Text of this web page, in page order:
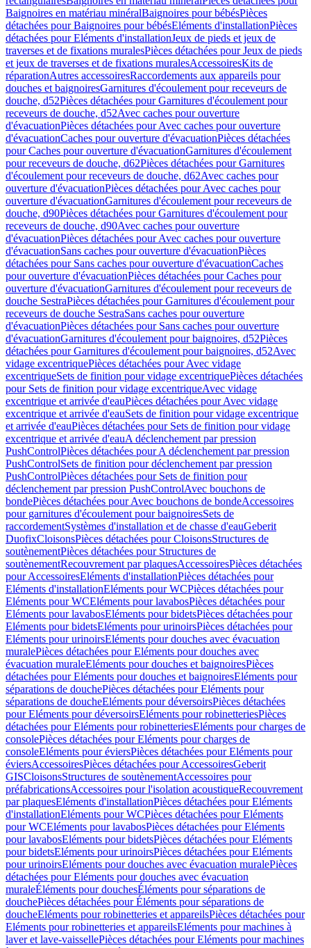
Baignoires en matériau minéralBaignoires pour bébésPièces
détachées pour Baignoires pour bébésEléments d'installationPièces
détachées pour Eléments d'installationJeux de pieds et jeux de
traverses et de fixations muralesPièces détachées pour Jeux de pieds
et jeux de traverses et de fixations muralesAccessoiresKits de
réparationAutres accessoiresRaccordements aux appareils pour
douches et baignoiresGarnitures d'écoulement pour receveurs de
douche, d52Pièces détachées pour Garnitures d'écoulement pour
receveurs de douche, d52Avec caches pour ouverture
d'évacuationPièces détachées pour Avec caches pour ouverture
d'évacuationCaches pour ouverture d'évacuationPièces détachées
pour Caches pour ouverture d'évacuationGarnitures d'écoulement
pour receveurs de douche, d62Pièces détachées pour Garnitures
d'écoulement pour receveurs de douche, d62Avec caches pour
ouverture d'évacuationPièces détachées pour Avec caches pour
ouverture d'évacuationGarnitures d'écoulement pour receveurs de
douche, d90Pièces détachées pour Garnitures d'écoulement pour
receveurs de douche, d90Avec caches pour ouverture
d'évacuationPièces détachées pour Avec caches pour ouverture
d'évacuationSans caches pour ouverture d'évacuationPièces
détachées pour Sans caches pour ouverture d'évacuationCaches
pour ouverture d'évacuationPièces détachées pour Caches pour
ouverture d'évacuationGarnitures d'écoulement pour receveurs de
douche SestraPièces détachées pour Garnitures d'écoulement pour
receveurs de douche SestraSans caches pour ouverture
d'évacuationPièces détachées pour Sans caches pour ouverture
d'évacuationGarnitures d'écoulement pour baignoires, d52Pièces
détachées pour Garnitures d'écoulement pour baignoires, d52Avec
vidage excentriquePièces détachées pour Avec vidage
excentriqueSets de finition pour vidage excentriquePièces détachées
pour Sets de finition pour vidage excentriqueAvec vidage
excentrique et arrivée d'eauPièces détachées pour Avec vidage
excentrique et arrivée d'eauSets de finition pour vidage excentrique
et arrivée d'eauPièces détachées pour Sets de finition pour vidage
excentrique et arrivée d'eauA déclenchement par pression
PushControlPièces détachées pour A déclenchement par pression
PushControlSets de finition pour déclenchement par pression
PushControlPièces détachées pour Sets de finition pour
déclenchement par pression PushControlAvec bouchons de
bondePièces détachées pour Avec bouchons de bondeAccessoires
pour garnitures d'écoulement pour baignoiresSets de
raccordementSystèmes d'installation et de chasse d'eauGeberit
DuofixCloisonsPièces détachées pour CloisonsStructures de
soutènementPièces détachées pour Structures de
soutènementRecouvrement par plaquesAccessoiresPièces détachées
pour AccessoiresEléments d'installationPièces détachées pour
Eléments d'installationEléments pour WCPièces détachées pour
Eléments pour WCEléments pour lavabosPièces détachées pour
Eléments pour lavabosEléments pour bidetsPièces détachées pour
Eléments pour bidetsEléments pour urinoirsPièces détachées pour
Eléments pour urinoirsEléments pour douches avec évacuation
muralePièces détachées pour Eléments pour douches avec
évacuation muraleEléments pour douches et baignoiresPièces
détachées pour Eléments pour douches et baignoiresEléments pour
séparations de douchePièces détachées pour Eléments pour
séparations de doucheEléments pour déversoirsPièces détachées
pour Eléments pour déversoirsEléments pour robinetteriesPièces
détachées pour Eléments pour robinetteriesEléments pour charges de
consolePièces détachées pour Eléments pour charges de
consoleEléments pour éviersPièces détachées pour Eléments pour
éviersAccessoiresPièces détachées pour AccessoiresGeberit
GISCloisonsStructures de soutènementAccessoires pour
préfabricationsAccessoires pour l'isolation acoustiqueRecouvrement
par plaquesEléments d'installationPièces détachées pour Eléments
d'installationEléments pour WCPièces détachées pour Eléments
pour WCEléments pour lavabosPièces détachées pour Eléments
pour lavabosEléments pour bidetsPièces détachées pour Eléments
pour bidetsEléments pour urinoirsPièces détachées pour Eléments
pour urinoirsEléments pour douches avec évacuation muralePièces
détachées pour Eléments pour douches avec évacuation
muraleÉléments pour douchesÉléments pour séparations de
douchePièces détachées pour Éléments pour séparations de
doucheEléments pour robinetteries et appareilsPièces détachées pour
Eléments pour robinetteries et appareilsEléments pour machines à
laver et lave-vaissellePièces détachées pour Eléments pour machines